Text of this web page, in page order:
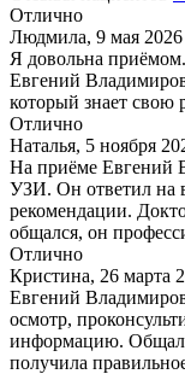
Отлично
Людмила, 9 мая 2026
Я довольна
Евгений
который знает свою
Отлично
Наталья, 5 ноября
На приёме Евгений
УЗИ. Он ответил на
рекомендации.
общался, он
Отлично
Кристина, 26 марта
Евгений
осмотр,
информацию.
получила